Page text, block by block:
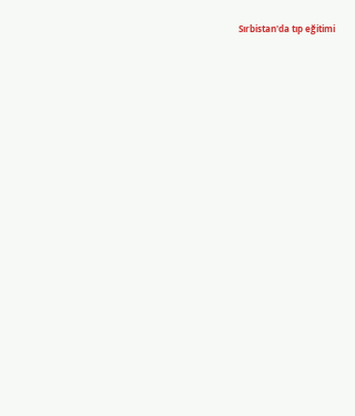
Sırbistan'da tıp eğitimi